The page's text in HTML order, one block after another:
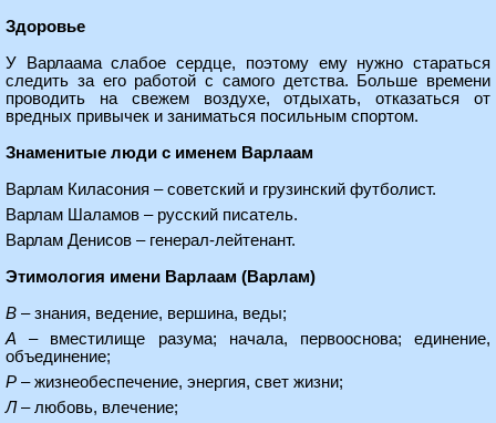
Здоровье
У Варлаама слабое сердце, поэтому ему нужно стараться
следить за его работой с самого детства. Больше времени
проводить на свежем воздухе, отдыхать, отказаться от
вредных привычек и заниматься посильным спортом.
Знаменитые люди с именем Варлаам
Варлам Киласония – советский и грузинский футболист.
Варлам Шаламов – русский писатель.
Варлам Денисов – генерал-лейтенант.
Этимология имени Варлаам (Варлам)
В – знания, ведение, вершина, веды;
А – вместилище разума; начала, первооснова; единение,
объединение;
Р – жизнеобеспечение, энергия, свет жизни;
Л– любовь, влечение;